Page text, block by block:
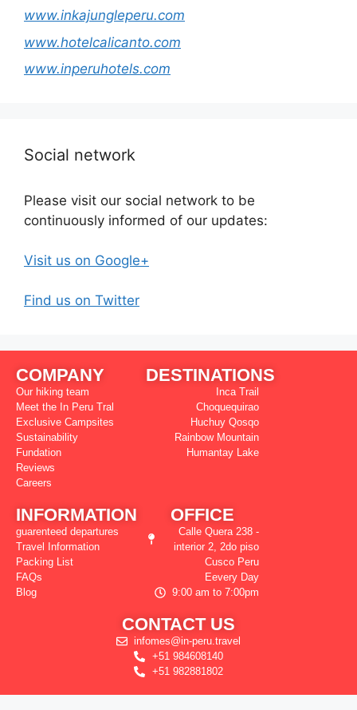
www.inkajungleperu.com
www.hotelcalicanto.com
www.inperuhotels.com
Social network
Please visit our social network to be
continuously informed of our updates:
Visit us on Google+
Find us on Twitter
COMPANY
Our hiking team
Meet the In Peru Tral
Exclusive Campsites
Sustainability
Fundation
Reviews
Careers
DESTINATIONS
Inca Trail
Choquequirao
Huchuy Qosqo
Rainbow Mountain
Humantay Lake
INFORMATION
guarenteed departures
Travel Information
Packing List
FAQs
Blog
OFFICE
Calle Quera 238 -
interior 2, 2do piso
Cusco Peru
Eevery Day
9:00 am to 7:00pm
CONTACT US
infomes@in-peru.travel
+51 984608140
+51 982881802